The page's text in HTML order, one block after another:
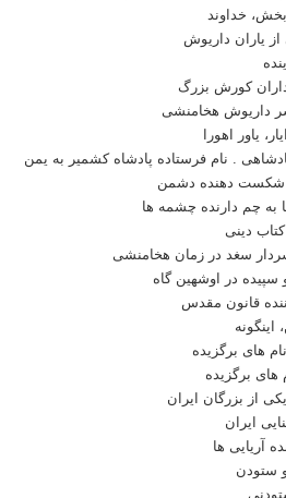
خداوند
از یاران داریوش
کورش بزرگ
داریوش هخامنشی
یاور اهورا
. نام فرستاده پادشاه کشمیر به یمن
و شکست دهنده دشمن
به چم دارنده چشمه ها
دینی
سردار سغد در زمان هخامنشی
سپیده در اوشهین گاه
قانون مقدس
اینگونه
نام های برگزیده
های برگزیده
یکی از بزرگان ایران
ایران
آریایی ها
ستودن